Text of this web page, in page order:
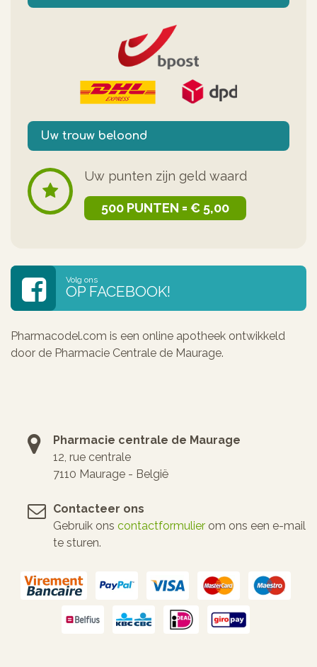
Uw trouw beloond
Uw punten zijn geld waard
500 PUNTEN = € 5,00
Volg ons
OP FACEBOOK!
Pharmacodel.com is een online apotheek ontwikkeld
door de Pharmacie Centrale de Maurage.
Pharmacie centrale de Maurage
12, rue centrale
7110 Maurage - België
Contacteer ons
Gebruik ons contactformulier om ons een e-mail
te sturen.